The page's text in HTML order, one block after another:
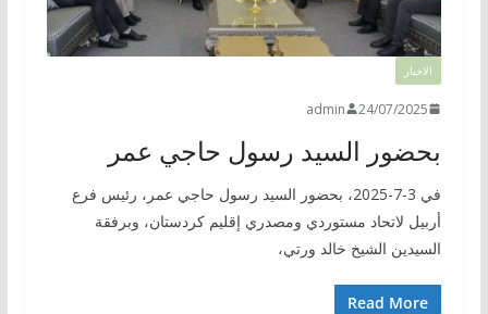
الاخبار
24/07/2025
admin
بحضور السيد رسول حاجي عمر
في 3-7-2025، بحضور السيد رسول حاجي عمر، رئيس فرع
أربيل لاتحاد مستوردي ومصدري إقليم كردستان، وبرفقة
السيدين الشيخ خالد ورتي،
Read More